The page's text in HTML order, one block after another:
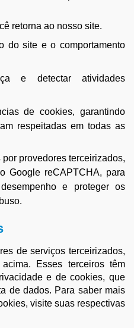
retorna ao nosso site.
do site e o comportamento
e detectar atividades
de cookies, garantindo
respeitadas em todas as
provedores terceirizados,
Google reCAPTCHA, para
e proteger os
de serviços terceirizados,
Esses terceiros têm
e de cookies, que
de dados. Para saber mais
visite suas respectivas